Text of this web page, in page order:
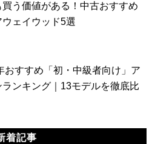
買う価値がある！中古おすすめ
ウェイウッド5選
おすすめ「初・中級者向け」ア
ランキング｜13モデルを徹底比
着記事